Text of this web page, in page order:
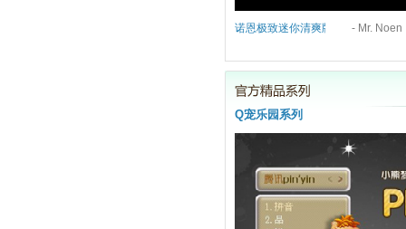
诺恩极致迷你清爽版
Q宠乐园系列